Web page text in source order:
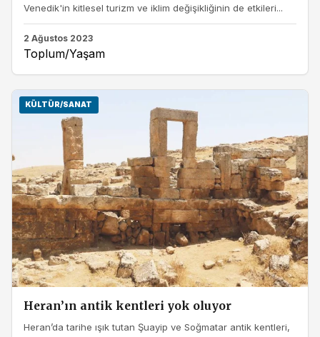
Venedik'in kitlesel turizm ve iklim değişikliğinin de etkileri...
2 Ağustos 2023
Toplum/Yaşam
KÜLTÜR/SANAT
Heran’ın antik kentleri yok oluyor
Heran’da tarihe ışık tutan Şuayip ve Soğmatar antik kentleri,